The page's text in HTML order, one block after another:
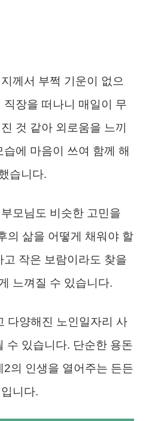
께서 부쩍 기운이 없으
장을 떠나니 매일이 무
것 같아 외로움을 느끼
에 마음이 쓰여 함께 해
습니다.
모님도 비슷한 고민을
의 삶을 어떻게 채워야 할
작은 보람이라도 찾을
느껴질 수 있습니다.
다양해진 노인일자리 사
수 있습니다. 단순한 용돈
2의 인생을 열어주는 든든
니다.